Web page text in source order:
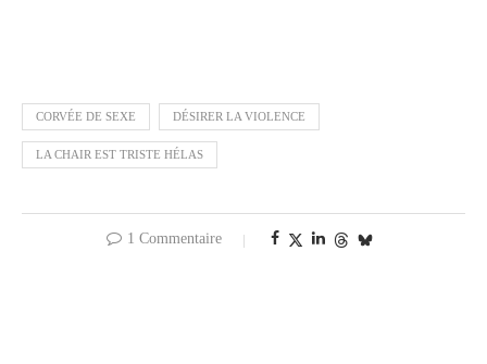
CORVÉE DE SEXE DÉSIRER LA VIOLENCE
LA CHAIR EST TRISTE HÉLAS
1 Commentaire